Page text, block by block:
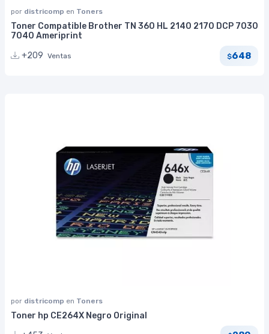
por districomp en Toners
Toner Compatible Brother TN 360 HL 2140 2170 DCP 7030
7040 Ameriprint
+209 Ventas $648
por districomp en Toners
Toner hp CE264X Negro Original